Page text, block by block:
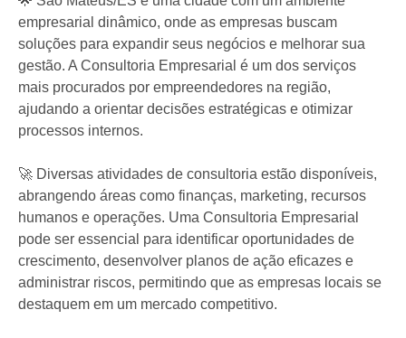
empresarial dinâmico, onde as empresas buscam
soluções para expandir seus negócios e melhorar sua
gestão. A Consultoria Empresarial é um dos serviços
mais procurados por empreendedores na região,
ajudando a orientar decisões estratégicas e otimizar
processos internos.
🚀 Diversas atividades de consultoria estão disponíveis,
abrangendo áreas como finanças, marketing, recursos
humanos e operações. Uma Consultoria Empresarial
pode ser essencial para identificar oportunidades de
crescimento, desenvolver planos de ação eficazes e
administrar riscos, permitindo que as empresas locais se
destaquem em um mercado competitivo.